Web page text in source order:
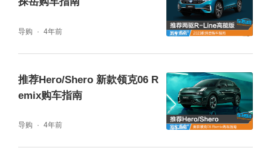
导购 4年前
推荐Hero/Shero 新款领克06 R
emix购车指南
导购 4年前